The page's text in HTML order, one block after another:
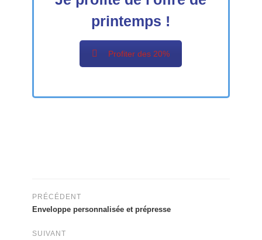
printemps !
Profiter des 20%
PRÉCÉDENT
Enveloppe personnalisée et prépresse
SUIVANT